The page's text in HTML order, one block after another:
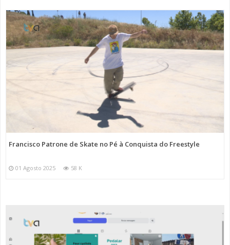
Francisco Patrone de Skate no Pé à Conquista do Freestyle
01 Agosto 2025 58 K